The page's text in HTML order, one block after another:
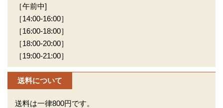
［午前中]
［14:00-16:00］
［16:00-18:00］
［18:00-20:00］
［19:00-21:00］
送料について
送料は一律800円です。